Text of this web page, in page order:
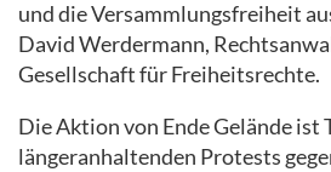
und die Versammlungsfreiheit
David Werdermann,
Gesellschaft für Freiheitsrechte.
Die Aktion von Ende Gelände ist
längeranhaltenden Protests